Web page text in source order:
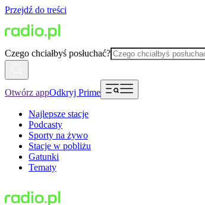
Przejdź do treści
Czego chciałbyś posłuchać?
Otwórz appOdkryj Prime
Najlepsze stacje
Podcasty
Sporty na żywo
Stacje w pobliżu
Gatunki
Tematy